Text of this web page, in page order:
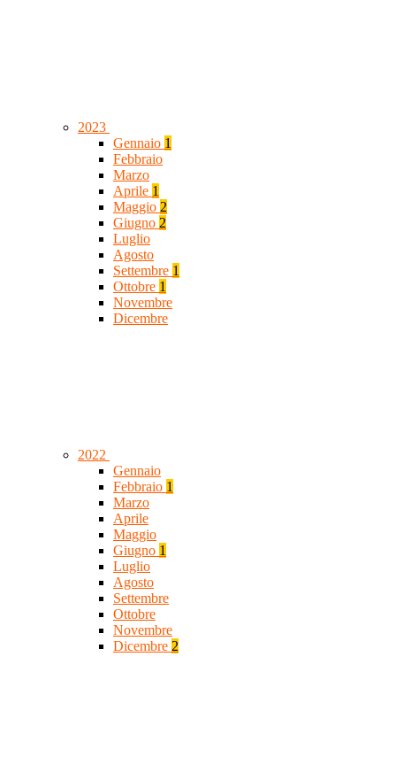
2023
Gennaio 1
Febbraio
Marzo
Aprile 1
Maggio 2
Giugno 2
Luglio
Agosto
Settembre 1
Ottobre 1
Novembre
Dicembre
2022
Gennaio
Febbraio 1
Marzo
Aprile
Maggio
Giugno 1
Luglio
Agosto
Settembre
Ottobre
Novembre
Dicembre 2